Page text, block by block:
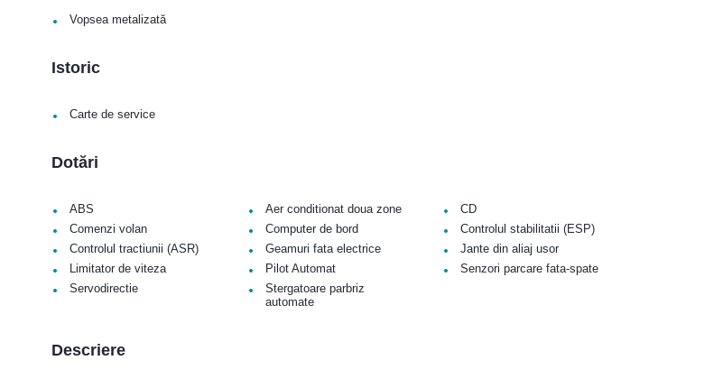
• Vopsea metalizată
Istoric
• Carte de service
Dotări
• ABS • Aer conditionat doua zone • CD
• Comenzi volan • Computer de bord • Controlul stabilitatii (ESP)
• Controlul tractiunii (ASR) • Geamuri fata electrice • Jante din aliaj usor
• Limitator de viteza • Pilot Automat • Senzori parcare fata-spate
• Servodirectie •
Stergatoare parbriz
automate
Descriere